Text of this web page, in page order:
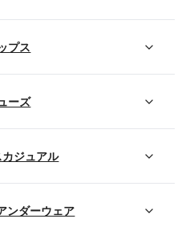
プス
ーズ
ジュアル
ンダーウェア